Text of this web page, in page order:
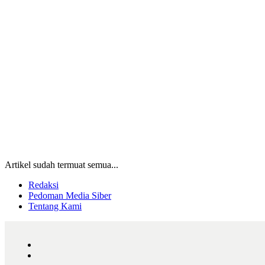
Artikel sudah termuat semua...
Redaksi
Pedoman Media Siber
Tentang Kami